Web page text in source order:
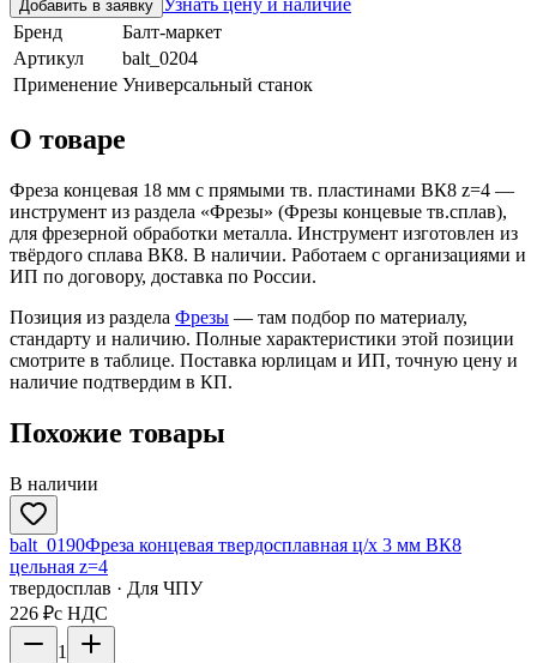
Добавить в заявку
Бренд
Балт-маркет
Артикул
balt_0204
Применение Универсальный станок
О товаре
Фреза концевая 18 мм с прямыми тв. пластинами ВК8 z=4 —
инструмент из раздела «Фрезы» (Фрезы концевые тв.сплав),
для фрезерной обработки металла. Инструмент изготовлен из
твёрдого сплава ВК8. В наличии. Работаем с организациями и
ИП по договору, доставка по России.
Позиция из раздела Фрезы — там подбор по материалу,
стандарту и наличию. Полные характеристики этой позиции
смотрите в таблице. Поставка юрлицам и ИП, точную цену и
наличие подтвердим в КП.
Похожие товары
В наличии
balt_0190Фреза концевая твердосплавная ц/х 3 мм ВК8
цельная z=4
твердосплав · Для ЧПУ
226 ₽с НДС
1